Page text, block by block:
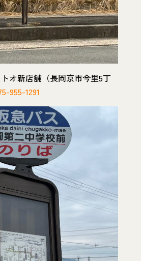
オ新店舗（長岡京市今里5丁
955-1291